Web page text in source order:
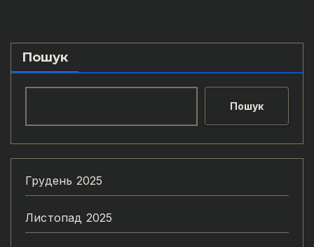
Пошук
Пошук
Грудень 2025
Листопад 2025